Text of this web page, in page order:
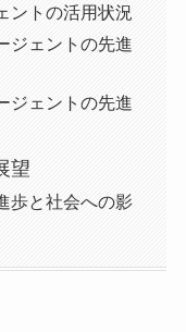
ントの活用状況
ジェントの先進
ジェントの先進
望
歩と社会への影